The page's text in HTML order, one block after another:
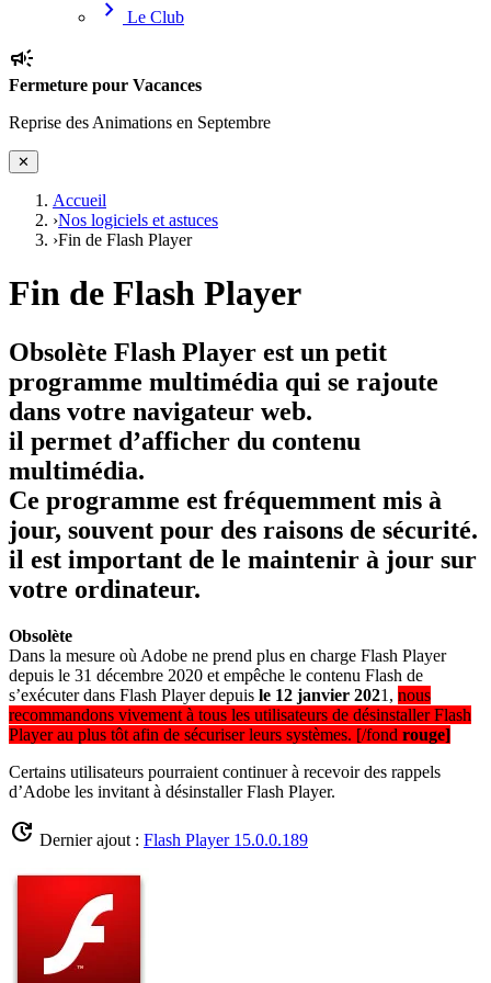
chevron_right Le Club
campaign
Fermeture pour Vacances
Reprise des Animations en Septembre
✕
Accueil
›Nos logiciels et astuces
›Fin de Flash Player
Fin de Flash Player
Obsolète Flash Player est un petit
programme multimédia qui se rajoute
dans votre navigateur web.
il permet d’afficher du contenu
multimédia.
Ce programme est fréquemment mis à
jour, souvent pour des raisons de sécurité.
il est important de le maintenir à jour sur
votre ordinateur.
Obsolète
Dans la mesure où Adobe ne prend plus en charge Flash Player
depuis le 31 décembre 2020 et empêche le contenu Flash de
s’exécuter dans Flash Player depuis le 12 janvier 2021, nous
recommandons vivement à tous les utilisateurs de désinstaller Flash
Player au plus tôt afin de sécuriser leurs systèmes. [/fond rouge]
Certains utilisateurs pourraient continuer à recevoir des rappels
d’Adobe les invitant à désinstaller Flash Player.
update Dernier ajout : Flash Player 15.0.0.189